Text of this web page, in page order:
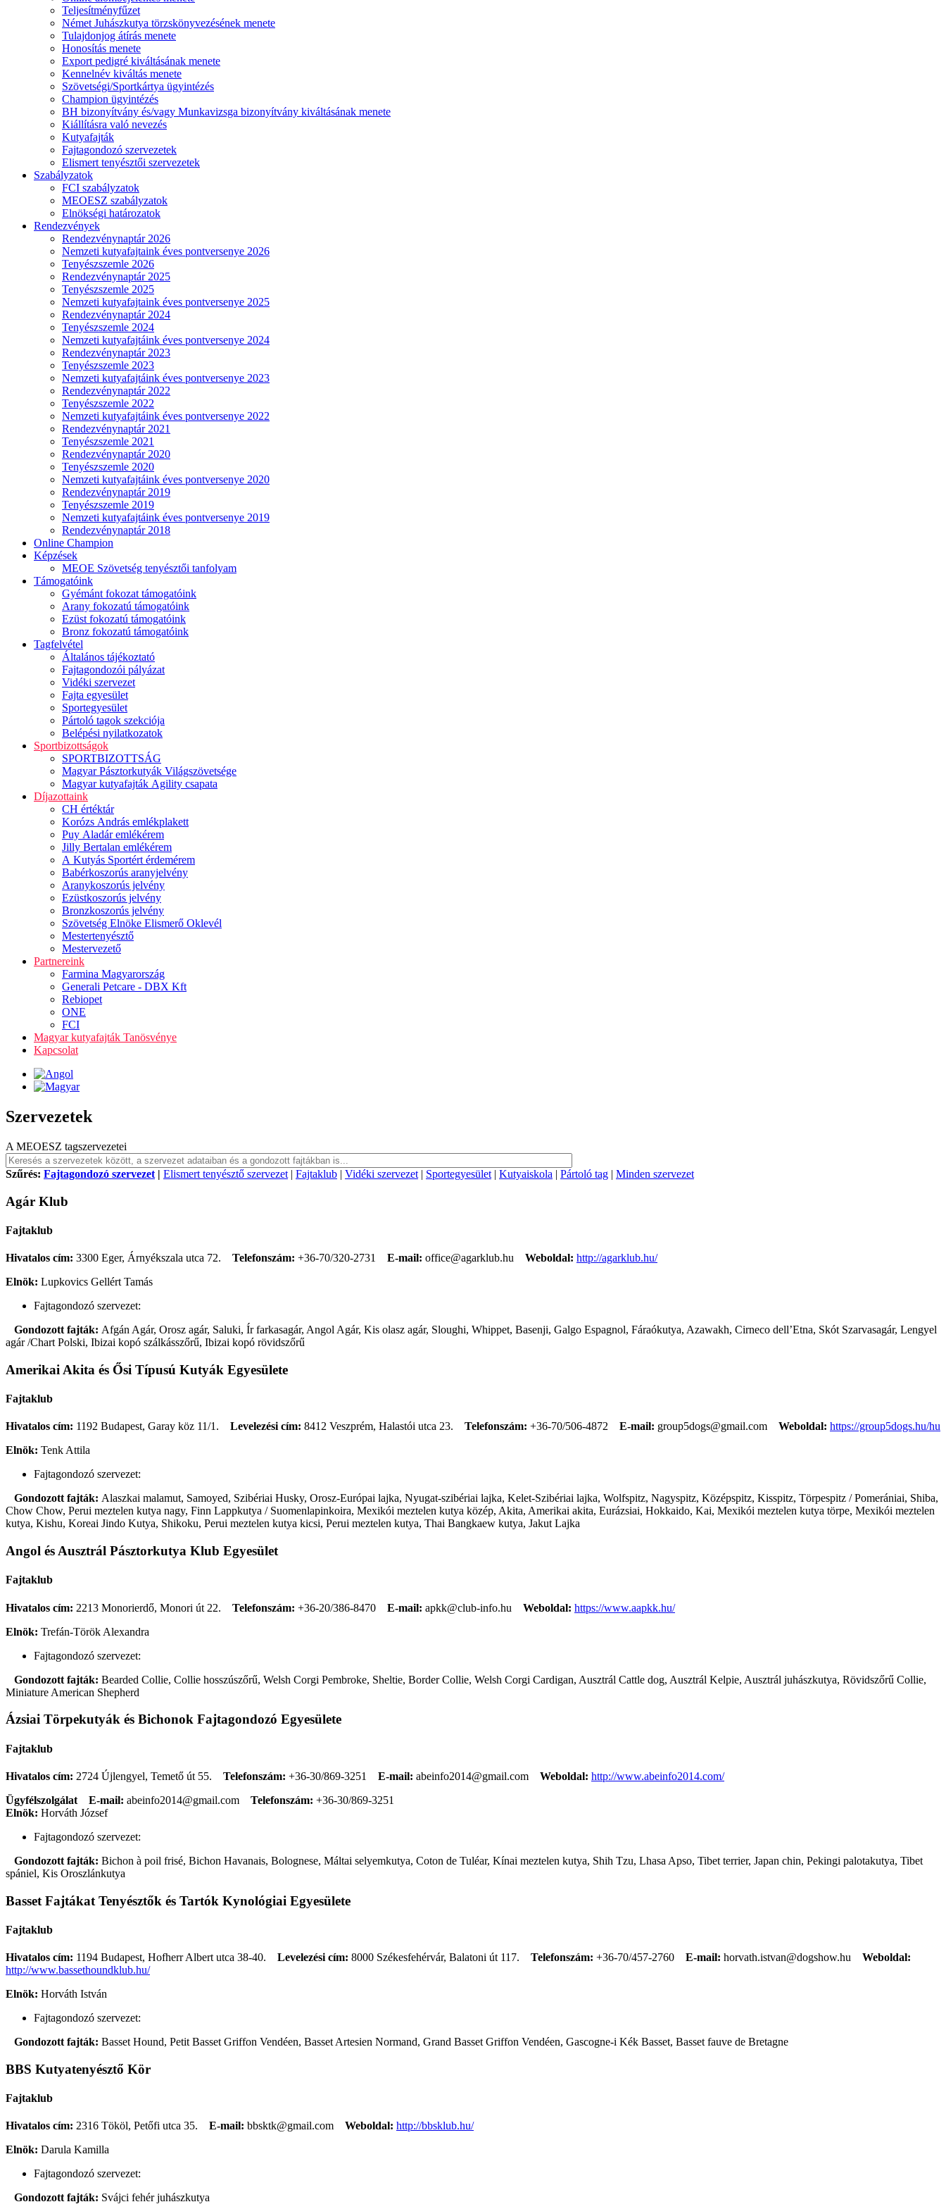
Teljesítményfűzet
Német Juhászkutya törzskönyvezésének menete
Tulajdonjog átírás menete
Honosítás menete
Export pedigré kiváltásának menete
Kennelnév kiváltás menete
Szövetségi/Sportkártya ügyintézés
Champion ügyintézés
BH bizonyítvány és/vagy Munkavizsga bizonyítvány kiváltásának menete
Kiállításra való nevezés
Kutyafajták
Fajtagondozó szervezetek
Elismert tenyésztői szervezetek
Szabályzatok
FCI szabályzatok
MEOESZ szabályzatok
Elnökségi határozatok
Rendezvények
Rendezvénynaptár 2026
Nemzeti kutyafajtaink éves pontversenye 2026
Tenyészszemle 2026
Rendezvénynaptár 2025
Tenyészszemle 2025
Nemzeti kutyafajtaink éves pontversenye 2025
Rendezvénynaptár 2024
Tenyészszemle 2024
Nemzeti kutyafajtáink éves pontversenye 2024
Rendezvénynaptár 2023
Tenyészszemle 2023
Nemzeti kutyafajtáink éves pontversenye 2023
Rendezvénynaptár 2022
Tenyészszemle 2022
Nemzeti kutyafajtáink éves pontversenye 2022
Rendezvénynaptár 2021
Tenyészszemle 2021
Rendezvénynaptár 2020
Tenyészszemle 2020
Nemzeti kutyafajtáink éves pontversenye 2020
Rendezvénynaptár 2019
Tenyészszemle 2019
Nemzeti kutyafajtáink éves pontversenye 2019
Rendezvénynaptár 2018
Online Champion
Képzések
MEOE Szövetség tenyésztői tanfolyam
Támogatóink
Gyémánt fokozat támogatóink
Arany fokozatú támogatóink
Ezüst fokozatú támogatóink
Bronz fokozatú támogatóink
Tagfelvétel
Általános tájékoztató
Fajtagondozói pályázat
Vidéki szervezet
Fajta egyesület
Sportegyesület
Pártoló tagok szekciója
Belépési nyilatkozatok
Sportbizottságok
SPORTBIZOTTSÁG
Magyar Pásztorkutyák Világszövetsége
Magyar kutyafajták Agility csapata
Díjazottaink
CH értéktár
Korózs András emlékplakett
Puy Aladár emlékérem
Jilly Bertalan emlékérem
A Kutyás Sportért érdemérem
Babérkoszorús aranyjelvény
Aranykoszorús jelvény
Ezüstkoszorús jelvény
Bronzkoszorús jelvény
Szövetség Elnöke Elismerő Oklevél
Mestertenyésztő
Mestervezető
Partnereink
Farmina Magyarország
Generali Petcare - DBX Kft
Rebiopet
ONE
FCI
Magyar kutyafajták Tanösvénye
Kapcsolat
Szervezetek
A MEOESZ tagszervezetei
Szűrés: Fajtagondozó szervezet | Elismert tenyésztő szervezet | Fajtaklub | Vidéki szervezet | Sportegyesület | Kutyaiskola | Pártoló tag | Minden szervezet
Agár Klub
Fajtaklub
Hivatalos cím: 3300 Eger, Árnyékszala utca 72. Telefonszám: +36-70/320-2731 E-mail: office@agarklub.hu Weboldal: http://agarklub.hu/
Elnök: Lupkovics Gellért Tamás
Fajtagondozó szervezet:
Gondozott fajták: Afgán Agár, Orosz agár, Saluki, Ír farkasagár, Angol Agár, Kis olasz agár, Sloughi, Whippet, Basenji, Galgo Espagnol, Fáraókutya, Azawakh, Cirneco dell’Etna, Skót Szarvasagár, Lengyel
agár /Chart Polski, Ibizai kopó szálkásszőrű, Ibizai kopó rövidszőrű
Amerikai Akita és Ősi Típusú Kutyák Egyesülete
Fajtaklub
Hivatalos cím: 1192 Budapest, Garay köz 11/1. Levelezési cím: 8412 Veszprém, Halastói utca 23. Telefonszám: +36-70/506-4872 E-mail: group5dogs@gmail.com Weboldal: https://group5dogs.hu/hu
Elnök: Tenk Attila
Fajtagondozó szervezet:
Gondozott fajták: Alaszkai malamut, Samoyed, Szibériai Husky, Orosz-Európai lajka, Nyugat-szibériai lajka, Kelet-Szibériai lajka, Wolfspitz, Nagyspitz, Középspitz, Kisspitz, Törpespitz / Pomerániai, Shiba,
Chow Chow, Perui meztelen kutya nagy, Finn Lappkutya / Suomenlapinkoira, Mexikói meztelen kutya közép, Akita, Amerikai akita, Eurázsiai, Hokkaido, Kai, Mexikói meztelen kutya törpe, Mexikói meztelen
kutya, Kishu, Koreai Jindo Kutya, Shikoku, Perui meztelen kutya kicsi, Perui meztelen kutya, Thai Bangkaew kutya, Jakut Lajka
Angol és Ausztrál Pásztorkutya Klub Egyesület
Fajtaklub
Hivatalos cím: 2213 Monorierdő, Monori út 22. Telefonszám: +36-20/386-8470 E-mail: apkk@club-info.hu Weboldal: https://www.aapkk.hu/
Elnök: Trefán-Török Alexandra
Fajtagondozó szervezet:
Gondozott fajták: Bearded Collie, Collie hosszúszőrű, Welsh Corgi Pembroke, Sheltie, Border Collie, Welsh Corgi Cardigan, Ausztrál Cattle dog, Ausztrál Kelpie, Ausztrál juhászkutya, Rövidszőrű Collie,
Miniature American Shepherd
Ázsiai Törpekutyák és Bichonok Fajtagondozó Egyesülete
Fajtaklub
Hivatalos cím: 2724 Újlengyel, Temető út 55. Telefonszám: +36-30/869-3251 E-mail: abeinfo2014@gmail.com Weboldal: http://www.abeinfo2014.com/
Ügyfélszolgálat
E-mail: abeinfo2014@gmail.com Telefonszám: +36-30/869-3251
Elnök: Horváth József
Fajtagondozó szervezet:
Gondozott fajták: Bichon à poil frisé, Bichon Havanais, Bolognese, Máltai selyemkutya, Coton de Tuléar, Kínai meztelen kutya, Shih Tzu, Lhasa Apso, Tibet terrier, Japan chin, Pekingi palotakutya, Tibet
spániel, Kis Oroszlánkutya
Basset Fajtákat Tenyésztők és Tartók Kynológiai Egyesülete
Fajtaklub
Hivatalos cím: 1194 Budapest, Hofherr Albert utca 38-40. Levelezési cím: 8000 Székesfehérvár, Balatoni út 117. Telefonszám: +36-70/457-2760 E-mail: horvath.istvan@dogshow.hu
Weboldal:
http://www.bassethoundklub.hu/
Elnök: Horváth István
Fajtagondozó szervezet:
Gondozott fajták: Basset Hound, Petit Basset Griffon Vendéen, Basset Artesien Normand, Grand Basset Griffon Vendéen, Gascogne-i Kék Basset, Basset fauve de Bretagne
BBS Kutyatenyésztő Kör
Fajtaklub
Hivatalos cím: 2316 Tököl, Petőfi utca 35. E-mail: bbsktk@gmail.com Weboldal: http://bbsklub.hu/
Elnök: Darula Kamilla
Fajtagondozó szervezet:
Gondozott fajták: Svájci fehér juhászkutya